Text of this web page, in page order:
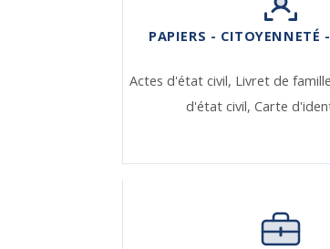
PAPIERS - CITOYENNETÉ
Actes d'état civil, Livret de
d'état civil,Carte